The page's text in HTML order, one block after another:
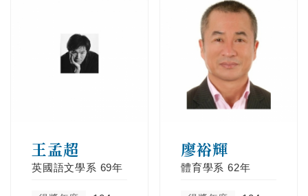
王孟超
英國語文學系 69年
廖裕輝
體育學系 62年